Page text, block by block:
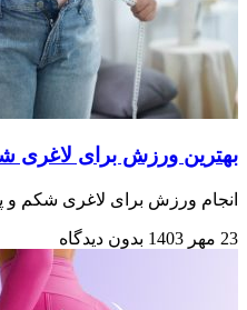
بهترین ورزش برای لاغری
انجام ورزش برای لاغری شکم و
23 مهر 1403 بدون دیدگاه